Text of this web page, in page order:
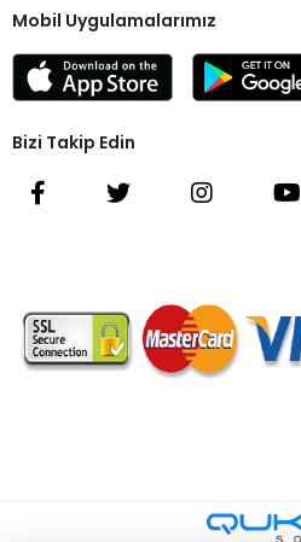
Mobil Uygulamalarımız
Bizi Takip Edin